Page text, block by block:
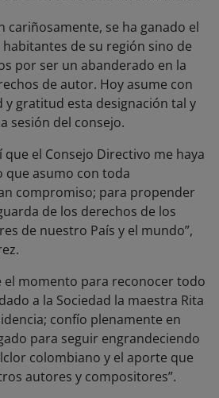
cariñosamente, se ha ganado el
de su región sino de
por ser un abanderado en la
de autor. Hoy asume con
gratitud esta designación tal y
sesión del consejo.
el Consejo Directivo me haya
que asumo con toda
compromiso; para propender
de los derechos de los
de nuestro País y el mundo”,
el momento para reconocer todo
a la Sociedad la maestra Rita
confío plenamente en
para seguir engrandeciendo
colombiano y el aporte que
autores y compositores”.